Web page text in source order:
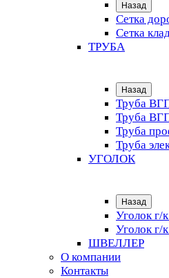
Назад
Сетка
Сетка
ТРУБА
Назад
Труба
Труба
Труба
Труба
УГОЛОК
Назад
Уголок г/
Уголок г/
ШВЕЛЛЕР
О компании
Контакты